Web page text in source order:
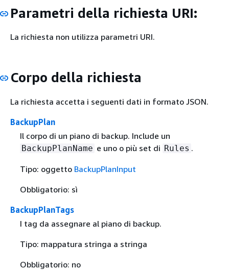
Parametri della richiesta URI:
La richiesta non utilizza parametri URI.
Corpo della richiesta
La richiesta accetta i seguenti dati in formato JSON.
BackupPlan
Il corpo di un piano di backup. Include un
BackupPlanName e uno o più set di Rules .
Tipo: oggetto BackupPlanInput
Obbligatorio: sì
BackupPlanTags
I tag da assegnare al piano di backup.
Tipo: mappatura stringa a stringa
Obbligatorio: no